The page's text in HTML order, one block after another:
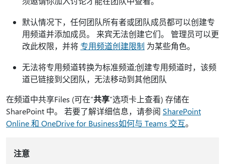
默认情况下，任何团队所有者或团队成员都可以创建专
用频道并添加成员。 来宾无法创建它们。 管理员可以更
改此权限，并将专用频道创建限制 为某些角色。
无法将专用频道转换为标准频道;创建专用频道时，该频
道已链接到父团队，无法移动到其他团队
在频道中共享Files (可在“共享”选项卡上查看) 存储在
SharePoint 中。 若要了解详细信息，请参阅 SharePoint
Online 和 OneDrive for Business如何与 Teams 交互。
注意